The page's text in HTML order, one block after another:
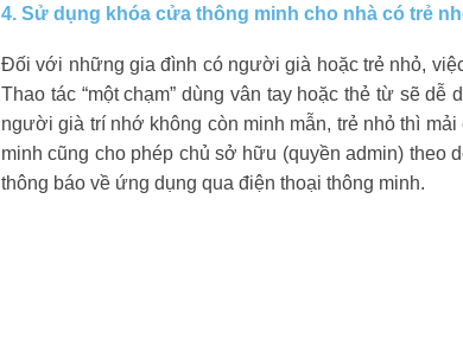
4. Sử dụng khóa cửa thông minh cho nhà có trẻ
Đối với những gia đình có người già hoặc trẻ nhỏ,
Thao tác “một chạm” dùng vân tay hoặc thẻ từ sẽ
người già trí nhớ không còn minh mẫn, trẻ nhỏ thì
minh cũng cho phép chủ sở hữu (quyền admin) theo
thông báo về ứng dụng qua điện thoại thông minh.